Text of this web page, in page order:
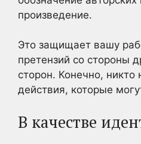
произведение.
Это защищает вашу
претензий со стороны
сторон. Конечно, никто
действия, которые
В качестве